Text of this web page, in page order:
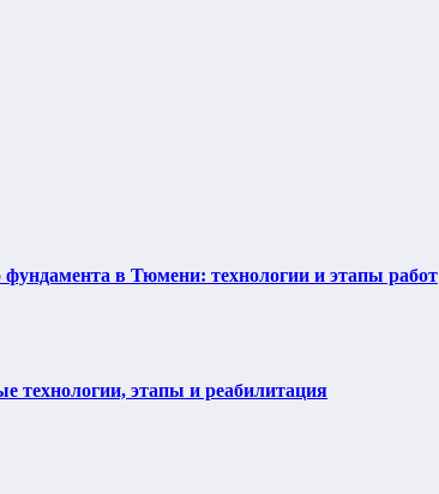
в Тюмени: технологии и этапы работ
технологии, этапы и реабилитация